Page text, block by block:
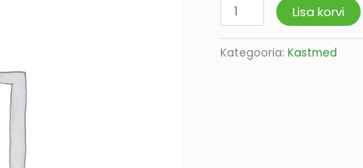
Lisa korvi
Kategooria: Kastmed